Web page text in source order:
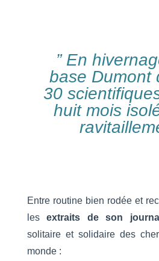
” En
base Dumont
30
huit mois
Entre routine bien rodée et
lesextraits de son journal
solitaire et solidaire des
monde :